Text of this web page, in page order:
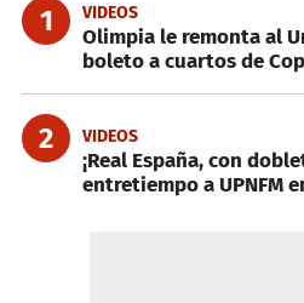
1 VIDEOS
Olimpia le remonta al
boleto a cuartos de
2 VIDEOS
¡Real España, con
entretiempo a UPNFM